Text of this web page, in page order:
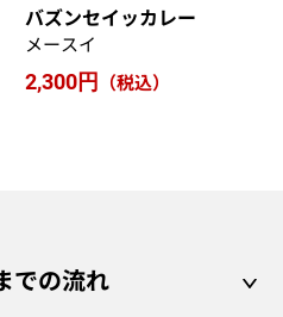
バズンセイッカレー
メースイ
2,300円
（税込）
での流れ